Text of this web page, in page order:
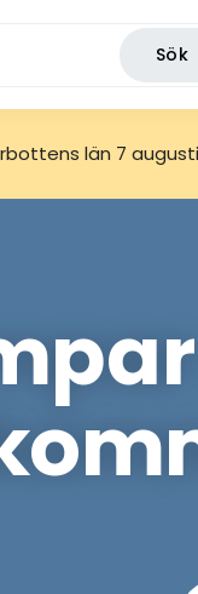
Sök
län 7 augusti